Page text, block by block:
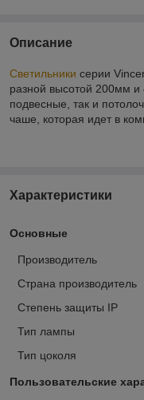
Описание
Светильники серии
разной высотой 200мм и
подвесные, так и
чаше, которая идет в
Характеристики
Основные
Производитель
Страна производитель
Степень защиты IP
Тип лампы
Тип цоколя
Пользовательские